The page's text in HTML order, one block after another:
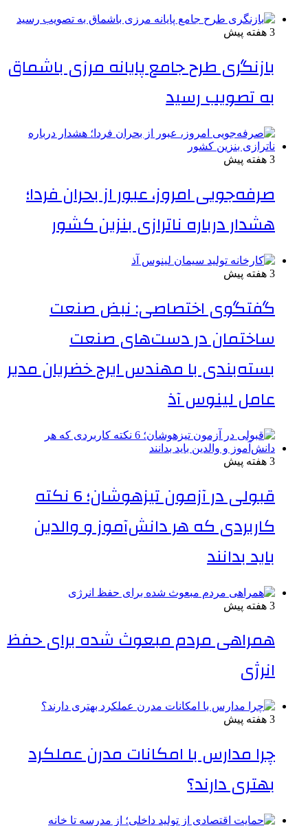
3 هفته پیش
بازنگری طرح جامع پایانه مرزی باشماق
به تصویب رسید
3 هفته پیش
صرفه‌جویی امروز، عبور از بحران فردا؛
هشدار درباره ناترازی بنزین کشور
3 هفته پیش
گفتگوی اختصاصی: نبض صنعت
ساختمان در دست‌های صنعت
بسته‌بندی با مهندس ایرج خضریان مدیر
عامل لینوس آذ
3 هفته پیش
قبولی در آزمون تیزهوشان؛ 6 نکته
کاربردی که هر دانش‌آموز و والدین
باید بدانند
3 هفته پیش
همراهی مردم مبعوث شده برای حفظ
انرژی
3 هفته پیش
چرا مدارس با امکانات مدرن عملکرد
بهتری دارند؟